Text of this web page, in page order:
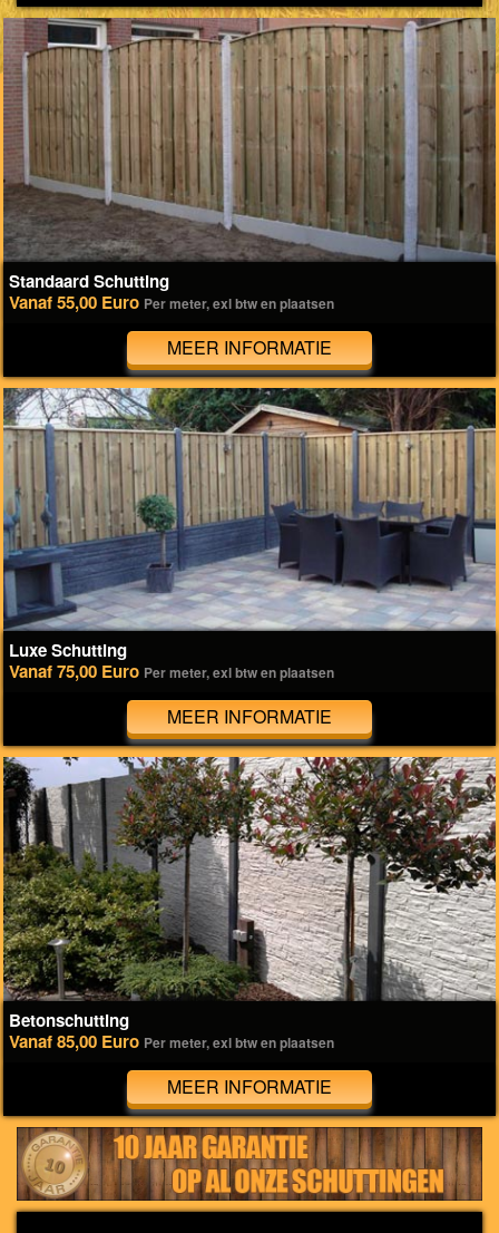
Standaard Schutting
Vanaf 55,00 Euro Per meter, exl btw en plaatsen
MEER INFORMATIE
Luxe Schutting
Vanaf 75,00 Euro Per meter, exl btw en plaatsen
MEER INFORMATIE
Betonschutting
Vanaf 85,00 Euro Per meter, exl btw en plaatsen
MEER INFORMATIE